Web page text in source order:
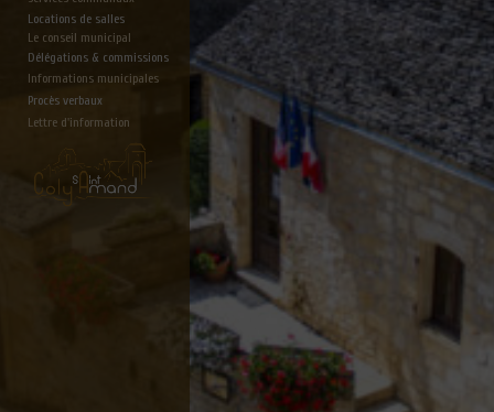
Locations de salles
Le conseil municipal
Délégations & commissions
Informations municipales
Lettre d'information
Procès verbaux